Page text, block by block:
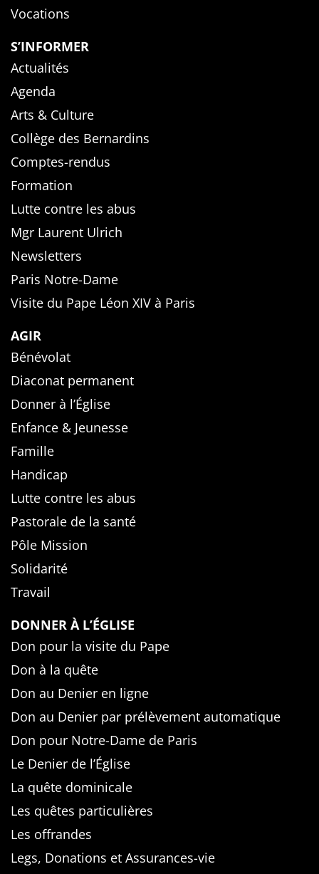
Vocations
S’INFORMER
Actualités
Agenda
Arts & Culture
Collège des Bernardins
Comptes-rendus
Formation
Lutte contre les abus
Mgr Laurent Ulrich
Newsletters
Paris Notre-Dame
Visite du Pape Léon XIV à Paris
AGIR
Bénévolat
Diaconat permanent
Donner à l’Église
Enfance & Jeunesse
Famille
Handicap
Lutte contre les abus
Pastorale de la santé
Pôle Mission
Solidarité
Travail
DONNER À L’ÉGLISE
Don pour la visite du Pape
Don à la quête
Don au Denier en ligne
Don au Denier par prélèvement automatique
Don pour Notre-Dame de Paris
Le Denier de l’Église
La quête dominicale
Les quêtes particulières
Les offrandes
Legs, Donations et Assurances-vie